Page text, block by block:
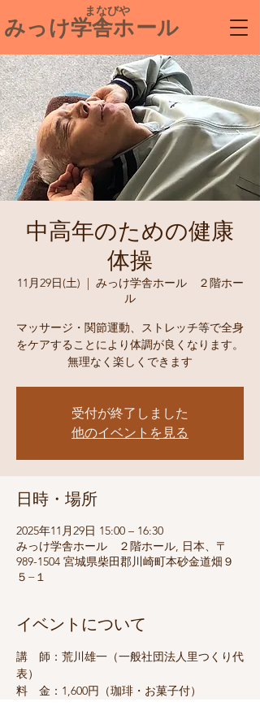
​ まなびや
みっけ学舎ホール
中高年のための健康
体操
11月29日(土)
  |
みっけ学舎ホール ２階ホー
ル
マッサージ・関節運動、ストレッチ等で全身
をケアすることにより体調が良くなります。
無理なく楽しくできます
受付が終了しました
他のイベントを見る
日時・場所
2025年11月29日 15:00 – 16:30
みっけ学舎ホール ２階ホール, 日本、〒
989-1504 宮城県柴田郡川崎町本砂金道畑９
５−１
イベントについて
講　師：荒川雄一（一般社団法人里つくり代
表）
料　金：1,600円（珈琲・お菓子付）